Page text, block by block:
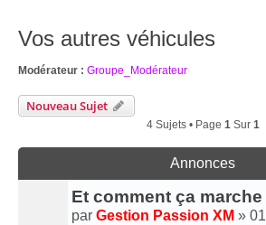
Vos autres véhicules
Modérateur : Groupe_Modérateur
Nouveau Sujet
4 Sujets • Page 1Sur 1
Annonces
Et comment ça
par Gestion Passion XM »